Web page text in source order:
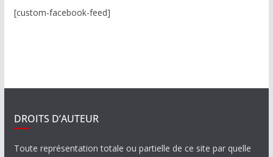
[custom-facebook-feed]
DROITS D’AUTEUR
Toute représentation totale ou partielle de ce site par quelle